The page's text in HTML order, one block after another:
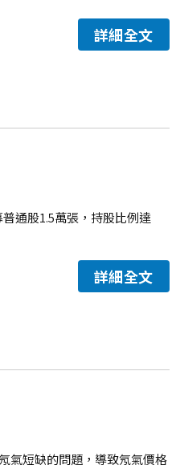
詳細全文
通股1.5萬張，持股比例達
詳細全文
氣短缺的問題，導致氖氣價格